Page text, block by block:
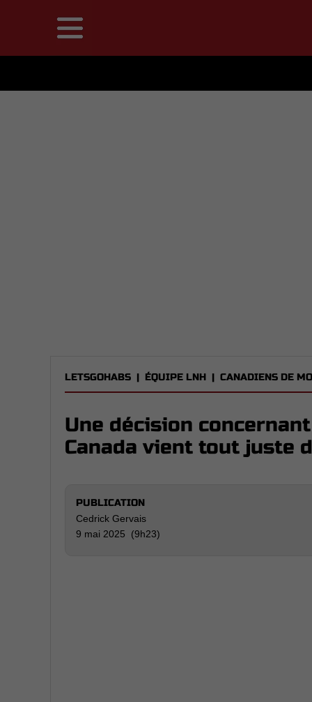
LETSGOHABS | ÉQUIPE LNH | CANADIENS DE
Une décision
Canada vient tout juste
PUBLICATION
Cedrick Gervais
9 mai 2025 (9h23)